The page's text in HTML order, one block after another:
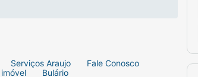
Serviços Araujo
Fale Conosco
Bulário